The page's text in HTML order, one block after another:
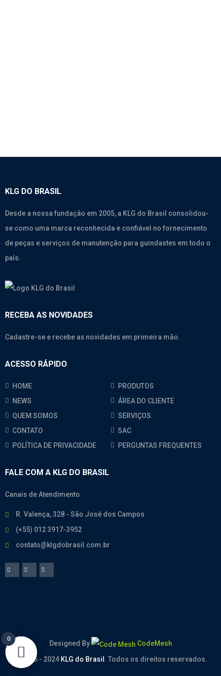
KLG DO BRASIL
Desde a nossa fundação em 2005, a KLG do Brasil consolidou-
se como uma marca reconhecida e confiável no fornecimento
de peças e serviços de manutenção para guindastes em todo o
país.
RECEBA AS NOVIDADES
Cadastre-se e recebe as novidades em primeira mão.
ACESSO RÁPIDO
HOME
PRODUTOS
NEWS
ÁREA DO CLIENTE
QUEM SOMOS
SERVIÇOS
CONTATO
SAC
POLÍTICA DE PRIVACIDADE
PERGUNTAS FREQUENTES
FALE COM A KLG DO BRASIL
Canais de Atendimento
R. Valença, 328 - São José dos Campos
(+55) 012 3917-3952
contato@klgdobrasil.com.br
Designed By
CodeMesh
© 2005 - 2024 KLG do Brasil. Todos os direitos reservados.
0
0